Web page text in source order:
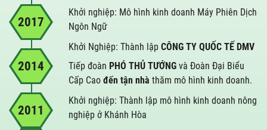
2017
Khởi nghiệp: Mô hình kinh doanh Máy Phiên Dịch
Ngôn Ngữ
2014
Khởi Nghiệp: Thành lập CÔNG TY QUỐC TẾ DMV
Tiếp đoàn PHÓ THỦ TƯỚNG và Đoàn Đại Biểu
Cấp Cao đến tận nhà thăm mô hình kinh doanh.
2011
Khởi nghiệp: Thành lập mô hình kinh doanh nông
nghiệp ở Khánh Hòa